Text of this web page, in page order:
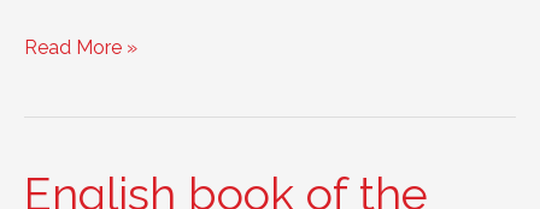
English
Assassin’s
Read More »
English book of the